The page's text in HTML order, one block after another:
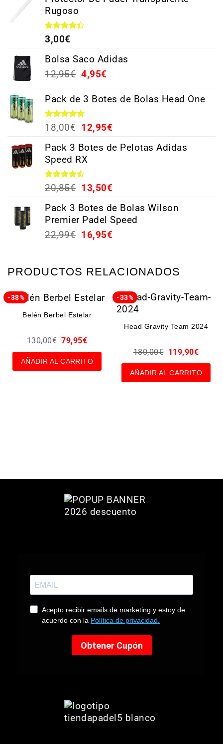
Rugoso
Valorado
con 4.38
3,00€
Bolsa Saco Adidas
12,95€ 4,95€
Pack de 3 Botes de Bolas Head One
Valorado
con 5.00
18,00€ 12,95€
Pack 3 Botes de Pelotas Adidas
Speed RX
Valorado
con 4.44
20,85€ 13,50€
Pack 3 Botes de Bolas Wilson
Premier Padel Speed
22,99€ 16,95€
PRODUCTOS RELACIONADOS
-38%
Belén Berbel Estelar
130,00€ 79,95€
AÑADIR AL CARRITO
-33%
Head Gravity Team 2024
180,00€ 119,90€
AÑADIR AL CARRITO